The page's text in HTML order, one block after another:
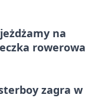
na
rowerowa
zagra w